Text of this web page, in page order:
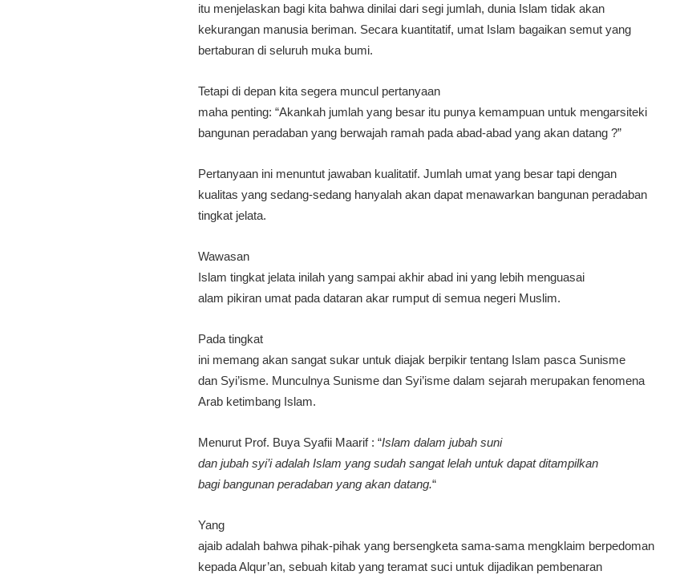
itu menjelaskan bagi kita bahwa dinilai dari segi jumlah, dunia Islam tidak akan
kekurangan manusia beriman. Secara kuantitatif, umat Islam bagaikan semut yang
bertaburan di seluruh muka bumi.
Tetapi di depan kita segera muncul pertanyaan
maha penting: “Akankah jumlah yang besar itu punya kemampuan untuk mengarsiteki
bangunan peradaban yang berwajah ramah pada abad-abad yang akan datang ?”
Pertanyaan ini menuntut jawaban kualitatif. Jumlah umat yang besar tapi dengan
kualitas yang sedang-sedang hanyalah akan dapat menawarkan bangunan peradaban
tingkat jelata.
Wawasan
Islam tingkat jelata inilah yang sampai akhir abad ini yang lebih menguasai
alam pikiran umat pada dataran akar rumput di semua negeri Muslim.
Pada tingkat
ini memang akan sangat sukar untuk diajak berpikir tentang Islam pasca Sunisme
dan Syi’isme. Munculnya Sunisme dan Syi’isme dalam sejarah merupakan fenomena
Arab ketimbang Islam.
Menurut Prof. Buya Syafii Maarif : “Islam dalam jubah suni
dan jubah syi’i adalah Islam yang sudah sangat lelah untuk dapat ditampilkan
bagi bangunan peradaban yang akan datang.“
Yang
ajaib adalah bahwa pihak-pihak yang bersengketa sama-sama mengklaim berpedoman
kepada Alqur’an, sebuah kitab yang teramat suci untuk dijadikan pembenaran